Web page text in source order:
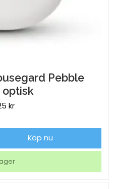
Pebble
optisk
kr
Köp nu